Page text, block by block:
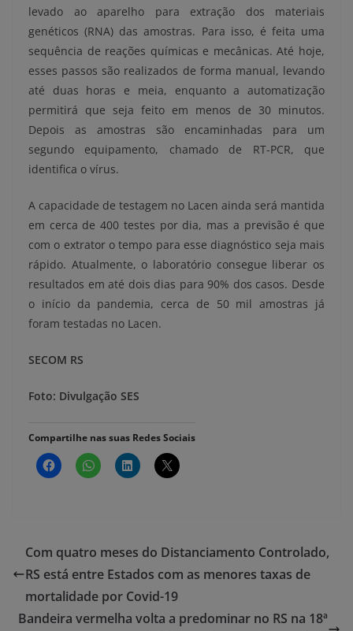
levado ao aparelho para extração dos materiais
genéticos (RNA) das amostras. Para isso, é feita uma
sequência de reações químicas e mecânicas. Até hoje,
esses passos são realizados de forma manual, levando
até duas horas e meia, enquanto a automatização
permitirá que seja feito em menos de 30 minutos.
Depois as amostras são encaminhadas para um
segundo equipamento, chamado de RT-PCR, que
identifica o vírus.
A capacidade de testagem no Lacen ainda será mantida
em cerca de 400 testes por dia, mas a previsão é que
com o extrator o tempo para esse diagnóstico seja mais
rápido. Atualmente, o laboratório consegue liberar os
resultados em até dois dias para 90% dos casos. Desde
o início da pandemia, cerca de 50 mil amostras já
foram testadas no Lacen.
SECOM RS
Foto: Divulgação SES
Compartilhe nas suas Redes Sociais
Com quatro meses do Distanciamento Controlado,
RS está entre Estados com as menores taxas de
mortalidade por Covid-19
Bandeira vermelha volta a predominar no RS na 18ª